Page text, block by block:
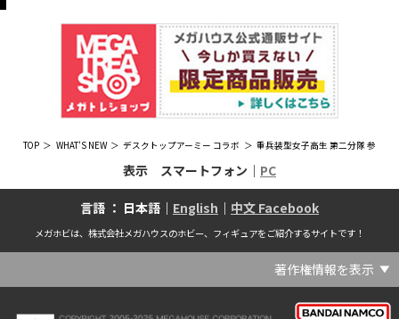
TOP WHAT'S NEW デスクトップアーミー コラボ 重兵装型女子高生 第二分隊 参
表示 スマートフォン｜ PC
言語 ： 日本語｜ English ｜ 中文 Facebook
メガホビは、株式会社メガハウスのホビー、フィギュアをご紹介するサイトです！
著作権情報を表示